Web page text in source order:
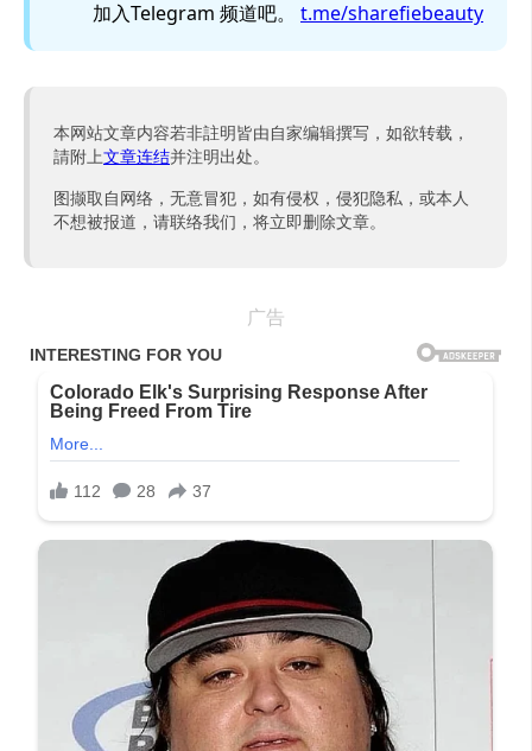
加入Telegram 频道吧。 t.me/sharefiebeauty
本网站文章内容若非註明皆由自家编辑撰写，如欲转载，
請附上文章连结并注明出处。
图撷取自网络，无意冒犯，如有侵权，侵犯隐私，或本人
不想被报道，请联络我们，将立即删除文章。
广告